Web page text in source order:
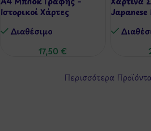
Ιστορικοί Χάρτες
Διαθέσιμo
17,50 €
Περισσότερα